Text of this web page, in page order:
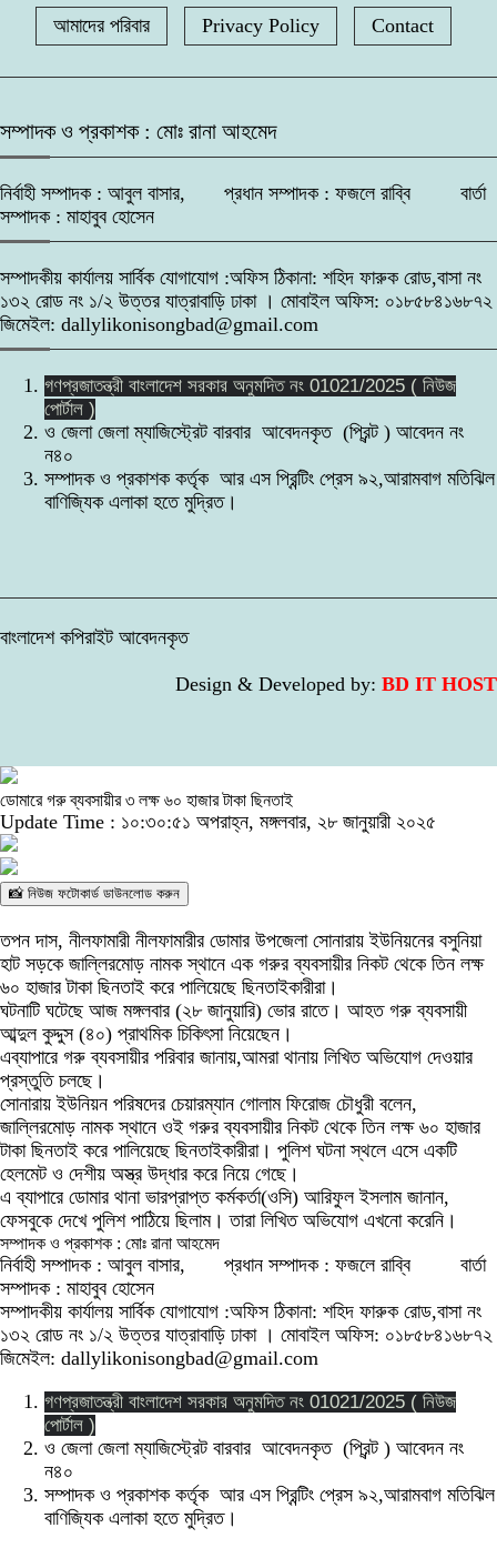
আমাদের পরিবার Privacy Policy Contact
সম্পাদক ও প্রকাশক : মোঃ রানা আহমেদ
নির্বাহী সম্পাদক : আবুল বাসার, প্রধান সম্পাদক : ফজলে রাব্বি বার্তা
সম্পাদক : মাহাবুব হোসেন
সম্পাদকীয় কার্যালয় সার্বিক যোগাযোগ :অফিস ঠিকানা: শহিদ ফারুক রোড,বাসা নং
১৩২ রোড নং ১/২ উত্তর যাত্রাবাড়ি ঢাকা । মোবাইল অফিস: ০১৮৫৮৪১৬৮৭২
জিমেইল: dallylikonisongbad@gmail.com
গণপ্রজাতন্ত্রী বাংলাদেশ সরকার অনুমদিত নং 01021/2025 ( নিউজ
পোর্টাল )
ও জেলা জেলা ম্যাজিস্ট্রেট বারবার আবেদনকৃত (প্রিন্ট ) আবেদন নং
ন৪০
সম্পাদক ও প্রকাশক কর্তৃক আর এস প্রিন্টিং প্রেস ৯২,আরামবাগ মতিঝিল
বাণিজ্যিক এলাকা হতে মুদ্রিত।
বাংলাদেশ কপিরাইট আবেদনকৃত
Design & Developed by: BD IT HOST
ডোমারে গরু ব্যবসায়ীর ৩ লক্ষ ৬০ হাজার টাকা ছিনতাই
Update Time : ১০:৩০:৫১ অপরাহ্ন, মঙ্গলবার, ২৮ জানুয়ারী ২০২৫
📸 নিউজ ফটোকার্ড ডাউনলোড করুন
তপন দাস, নীলফামারী নীলফামারীর ডোমার উপজেলা সোনারায় ইউনিয়নের বসুনিয়া
হাট সড়কে জাল্লিরমোড় নামক স্থানে এক গরুর ব্যবসায়ীর নিকট থেকে তিন লক্ষ
৬০ হাজার টাকা ছিনতাই করে পালিয়েছে ছিনতাইকারীরা।
ঘটনাটি ঘটেছে আজ মঙ্গলবার (২৮ জানুয়ারি) ভোর রাতে। আহত গরু ব্যবসায়ী
আব্দুল কুদ্দুস (৪০) প্রাথমিক চিকিৎসা নিয়েছেন।
এব্যাপারে গরু ব্যবসায়ীর পরিবার জানায়,আমরা থানায় লিখিত অভিযোগ দেওয়ার
প্রস্তুতি চলছে।
সোনারায় ইউনিয়ন পরিষদের চেয়ারম্যান গোলাম ফিরোজ চৌধুরী বলেন,
জাল্লিরমোড় নামক স্থানে ওই গরুর ব্যবসায়ীর নিকট থেকে তিন লক্ষ ৬০ হাজার
টাকা ছিনতাই করে পালিয়েছে ছিনতাইকারীরা। পুলিশ ঘটনা স্থলে এসে একটি
হেলমেট ও দেশীয় অস্ত্র উদ্ধার করে নিয়ে গেছে।
এ ব্যাপারে ডোমার থানা ভারপ্রাপ্ত কর্মকর্তা(ওসি) আরিফুল ইসলাম জানান,
ফেসবুকে দেখে পুলিশ পাঠিয়ে ছিলাম। তারা লিখিত অভিযোগ এখনো করেনি।
সম্পাদক ও প্রকাশক : মোঃ রানা আহমেদ
নির্বাহী সম্পাদক : আবুল বাসার, প্রধান সম্পাদক : ফজলে রাব্বি বার্তা
সম্পাদক : মাহাবুব হোসেন
সম্পাদকীয় কার্যালয় সার্বিক যোগাযোগ :অফিস ঠিকানা: শহিদ ফারুক রোড,বাসা নং
১৩২ রোড নং ১/২ উত্তর যাত্রাবাড়ি ঢাকা । মোবাইল অফিস: ০১৮৫৮৪১৬৮৭২
জিমেইল: dallylikonisongbad@gmail.com
গণপ্রজাতন্ত্রী বাংলাদেশ সরকার অনুমদিত নং 01021/2025 ( নিউজ
পোর্টাল )
ও জেলা জেলা ম্যাজিস্ট্রেট বারবার আবেদনকৃত (প্রিন্ট ) আবেদন নং
ন৪০
সম্পাদক ও প্রকাশক কর্তৃক আর এস প্রিন্টিং প্রেস ৯২,আরামবাগ মতিঝিল
বাণিজ্যিক এলাকা হতে মুদ্রিত।